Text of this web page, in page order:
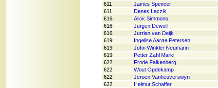
611
James Spencer
611
Denes Laczik
616
Alick Simmons
616
Jurgen Dewolf
616
Jurrien van Deijk
619
Ingelise Aarøe Petersen
619
John Winkler Neumann
619
Petter Zahl Marki
622
Frode Falkenberg
622
Wout Opdekamp
622
Jeroen Vanheuverswyn
622
Helmut Schaffer